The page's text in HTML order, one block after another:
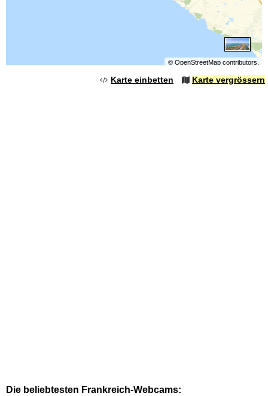
© OpenStreetMapcontributors.
Karte einbetten Karte vergrössern
Die beliebtesten Frankreich-Webcams: